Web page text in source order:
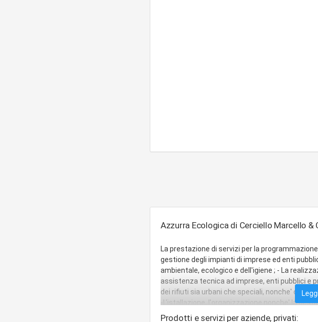
Azzurra Ecologica di Cerciello Marcello &
La prestazione di servizi per la
gestione degli impianti di imprese ed enti
ambientale, ecologico e dell'igiene ; - La
assistenza tecnica ad imprese, enti pubblici e
dei rifiuti sia urbani che speciali, nonche'
-L'istallazione, l'organizzazione nonche' la
depurazione, per il trattamento, smaltimento,
Prodotti e servizi per aziende, privati: